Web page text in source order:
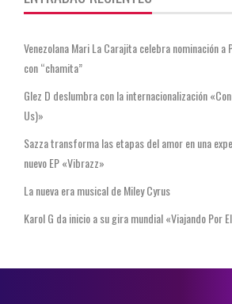
Venezolana Mari La Carajita celebra nominación a
con “chamita”
Glez D deslumbra con la internacionalización
Us)»
Sazza transforma las etapas del amor en una
nuevo EP «Vibrazz»
La nueva era musical de Miley Cyrus
Karol G da inicio a su gira mundial «Viajando Por